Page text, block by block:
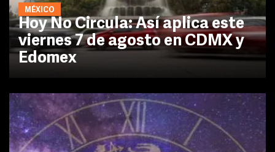
MÉXICO
Hoy No Circula: Así aplica este
viernes 7 de agosto en CDMX y
Edomex